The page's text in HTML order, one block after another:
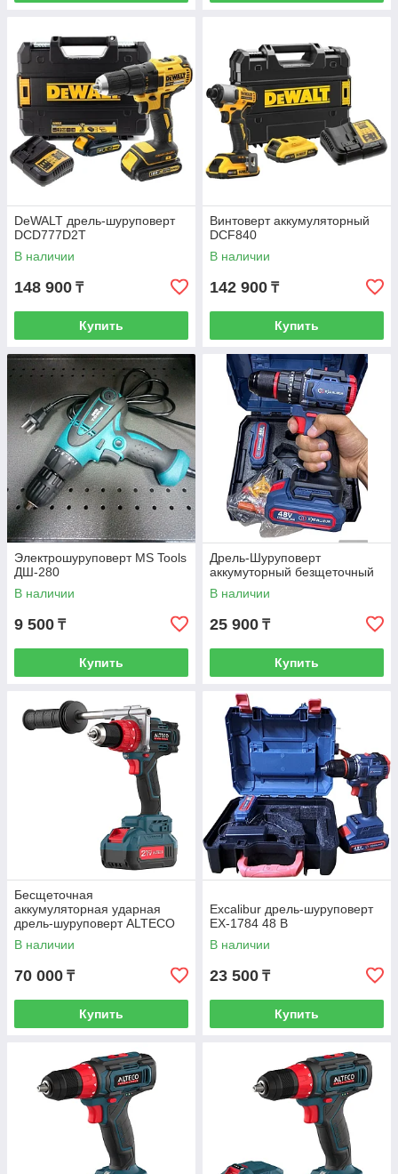
DeWALT дрель-шуруповерт
DCD777D2Т
В наличии
148 900 ₸
Купить
Винтоверт аккумуляторный
DCF840
В наличии
142 900 ₸
Купить
Электрошуруповерт MS Tools
ДШ-280
В наличии
9 500 ₸
Купить
Дрель-Шуруповерт
аккумуторный безщеточный
В наличии
25 900 ₸
Купить
Бесщеточная
аккумуляторная ударная
дрель-шуруповерт ALTECO
CID 21-150 BL 1x8Ah
В наличии
70 000 ₸
Купить
Excalibur дрель-шуруповерт
EX-1784 48 В
В наличии
23 500 ₸
Купить